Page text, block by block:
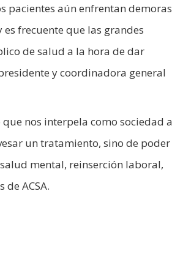
pacientes aún enfrentan demoras
frecuente que las grandes
de salud a la hora de dar
y coordinadora general
que nos interpela como sociedad a
un tratamiento, sino de poder
mental, reinserción laboral,
ACSA.